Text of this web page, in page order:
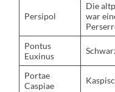
Persipol
Die
war
Pontus
Euxinus
Portae
Caspiae